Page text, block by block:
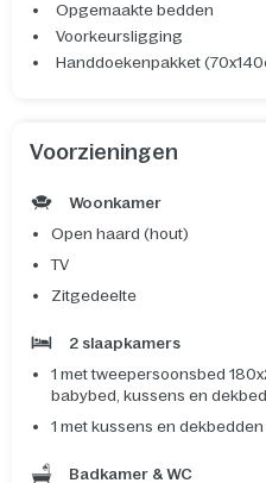
Opgemaakte bedden
Voorkeursligging
Handdoekenpakket
Voorzieningen
Woonkamer
Open haard (hout)
TV
Zitgedeelte
2 slaapkamers
1 met tweepersoonsbed
babybed, kussens en
1 met kussens en dekbedden
Badkamer & WC